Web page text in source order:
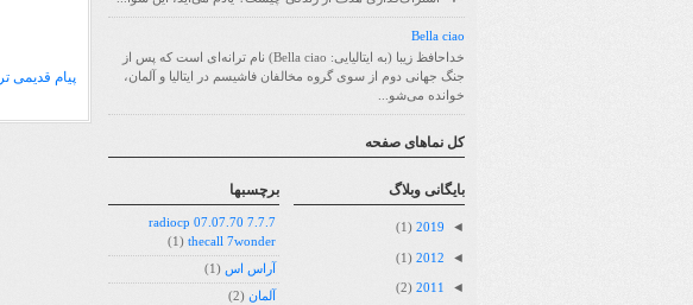
پیام قدیمی تر
Bella ciao
خداحافظ زیبا (به ایتالیایی: Bella ciao) نام ترانه‌ای است که پس از
جنگ جهانی دوم از سوی گروه مخالفان فاشیسم در ایتالیا و آلمان،
خوانده می‌شو...
کل نماهای صفحه
برچسبها
7.7.7 07.07.70 radiocp
thecall 7wonder
(1)
آراس اس (1)
آلمان (2)
بايگانی وبلاگ
◄
2019
(1)
◄
2012
(1)
◄
2011
(2)